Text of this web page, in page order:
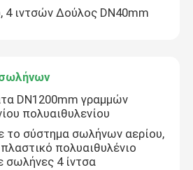
4 ιντσών Δούλος DN40mm
DN1200mm γραμμών
πολυαιθυλενίου
το σύστημα σωλήνων αερίου,
πολυαιθυλένιο
σωλήνες 4 ίντσα